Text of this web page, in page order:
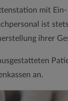
mit
ist
ihrer
an.